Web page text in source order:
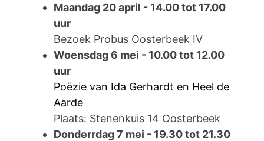
Maandag 20 april - 14.00 tot 17.00
uur
Bezoek Probus Oosterbeek IV
Woensdag 6 mei - 10.00 tot 12.00
uur
Poëzie van Ida Gerhardt en Heel de
Aarde
Plaats: Stenenkuis 14 Oosterbeek
Donderrdag 7 mei - 19.30 tot 21.30